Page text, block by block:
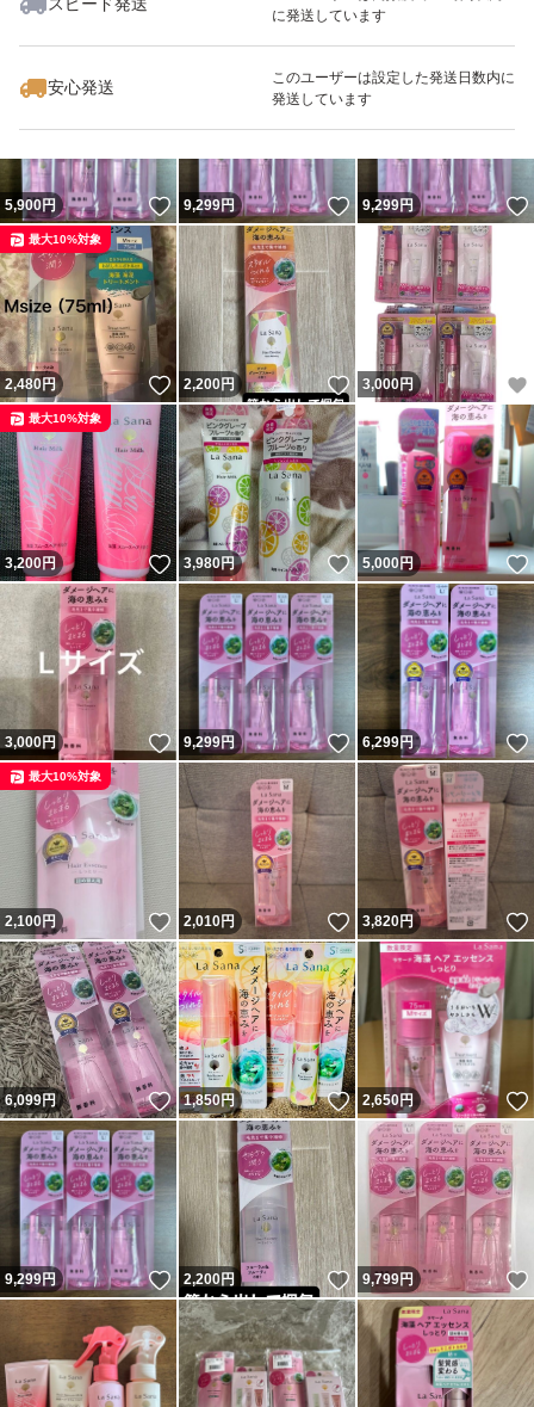
スピード発送
に発送しています
安心発送
このユーザーは設定した発送日数内に
発送しています
いいね！
5,980
5,900円 いいね！
9,299円 いいね！
9,299円
2,480円 いいね！
最大10%対象
2,200円 いいね！
3,000円
3,200円 いいね！
最大10%対象
3,980円 いいね！
5,000円
3,000円 いいね！
9,299円 いいね！
6,299円
2,100円 いいね！
最大10%対象
2,010円 いいね！
3,820円
6,099円 いいね！
1,850円 いいね！
2,650円
9,299円 いいね！
2,200円 いいね！
9,799円